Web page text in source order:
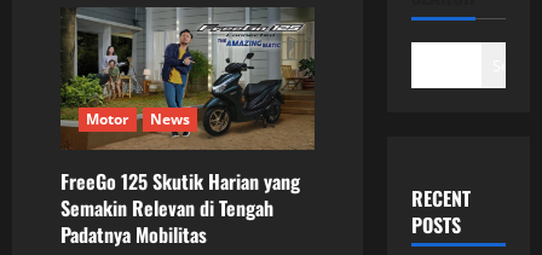
Motor News
FreeGo 125 Skutik Harian yang
Semakin Relevan di Tengah
Padatnya Mobilitas
RECENT
POSTS